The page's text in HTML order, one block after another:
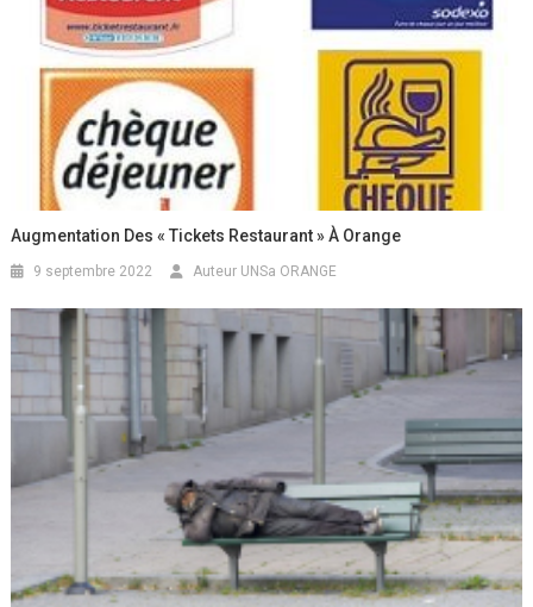
Augmentation Des « Tickets Restaurant » À Orange
9 septembre 2022 Auteur UNSa ORANGE